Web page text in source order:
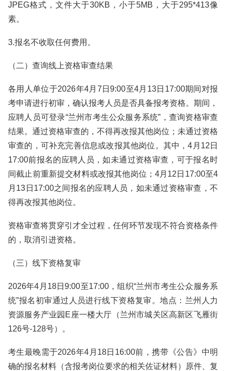
JPEG格式，文件大于30KB，小于5MB，大于295*413像
素。
3.报名不收取任何费用。
（二）查询线上资格审查结果
各用人单位于2026年4月7日9:00至4月13日17:00期间对报
考申请进行初审，确认报考人员是否具备报考资格。期间，
应聘人员可登录“兰州市考生公众服务系统”，查询资格审查
结果。通过资格审查的，不得再改报其他岗位；未通过资格
审查的，可补充完善信息或改报其他岗位。其中，4月12日
17:00前报名的应聘人员，如未通过资格审查，可于报名时
间截止前重新提交材料或改报其他岗位；4月12日17:00至4
月13日17:00之间报名的应聘人员，如未通过资格审查，不
得再改报其他岗位。
资格审查将贯穿引才全过程，任何环节发现不符合资格条件
的，取消引进资格。
（三）线下资格复审
2026年4月18日9:00至17:00，组织“兰州市考生公众服务系
统”报名初审通过人员进行线下资格复审。地点：兰州人力
资源服务产业园E座一楼大厅（兰州市城关区高新区飞雁街
126号-128号）。
考生最晚需于2026年4月18日16:00前，携带《公告》中明
确的报名材料（含报考岗位要求的相关佐证材料）原件、复